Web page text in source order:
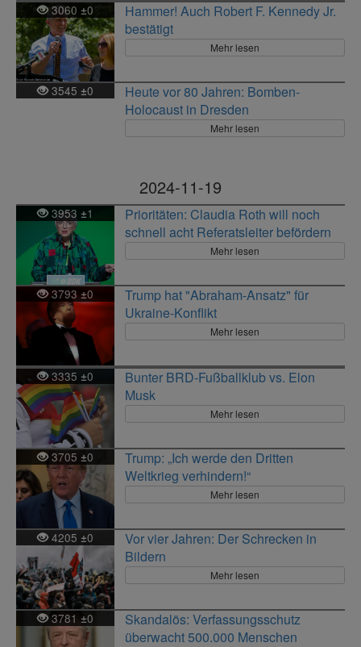
3060 ±0
Hammer! Auch Robert F. Kennedy Jr.
bestätigt
Mehr lesen
3545 ±0
Heute vor 80 Jahren: Bomben-
Holocaust in Dresden
Mehr lesen
2024-11-19
3953 ±1
Prioritäten: Claudia Roth will noch
schnell acht Referatsleiter befördern
Mehr lesen
3793±0
Trump hat "Abraham-Ansatz" für
Ukraine-Konflikt
Mehr lesen
3335 ±0
Bunter BRD-Fußballklub vs. Elon
Musk
Mehr lesen
3705 ±0
Trump: „Ich werde den Dritten
Weltkrieg verhindern!“
Mehr lesen
4205 ±0
Vor vier Jahren: Der Schrecken in
Bildern
Mehr lesen
3781±0
Skandalös: Verfassungsschutz
überwacht 500.000 Menschen